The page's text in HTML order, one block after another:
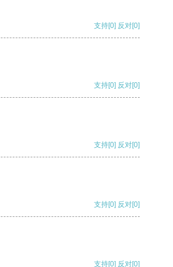
支持[0] 反对[0]
支持[0] 反对[0]
支持[0] 反对[0]
支持[0] 反对[0]
支持[0] 反对[0]